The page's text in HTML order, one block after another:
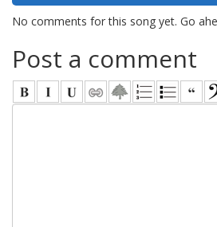
No comments for this song yet. Go
Post a comment